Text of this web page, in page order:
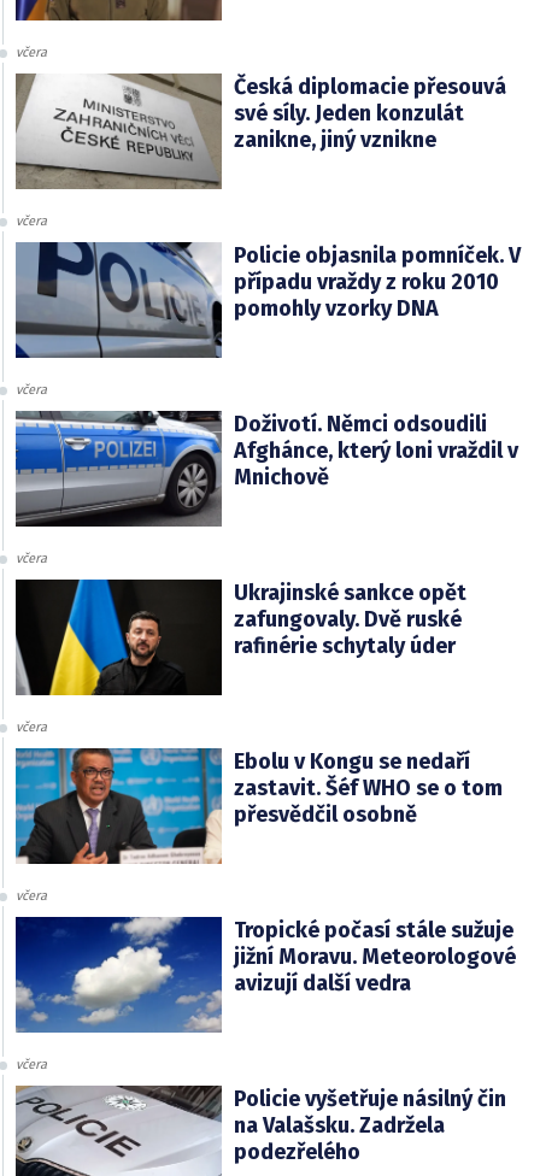
včera
Česká diplomacie přesouvá
své síly. Jeden konzulát
zanikne, jiný vznikne
včera
Policie objasnila pomníček. V
případu vraždy z roku 2010
pomohly vzorky DNA
včera
Doživotí. Němci odsoudili
Afghánce, který loni vraždil v
Mnichově
včera
Ukrajinské sankce opět
zafungovaly. Dvě ruské
rafinérie schytaly úder
včera
Ebolu v Kongu se nedaří
zastavit. Šéf WHO se o tom
přesvědčil osobně
včera
Tropické počasí stále sužuje
jižní Moravu. Meteorologové
avizují další vedra
včera
Policie vyšetřuje násilný čin
na Valašsku. Zadržela
podezřelého